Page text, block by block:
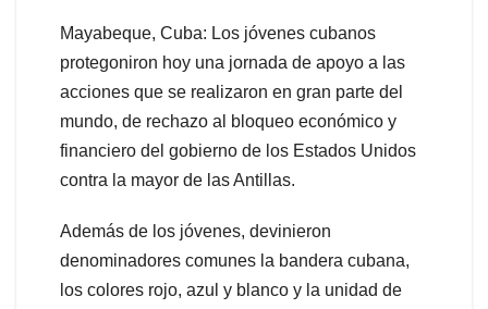
Mayabeque, Cuba: Los jóvenes cubanos
protegoniron hoy una jornada de apoyo a las
acciones que se realizaron en gran parte del
mundo, de rechazo al bloqueo económico y
financiero del gobierno de los Estados Unidos
contra la mayor de las Antillas.
Además de los jóvenes, devinieron
denominadores comunes la bandera cubana,
los colores rojo, azul y blanco y la unidad de